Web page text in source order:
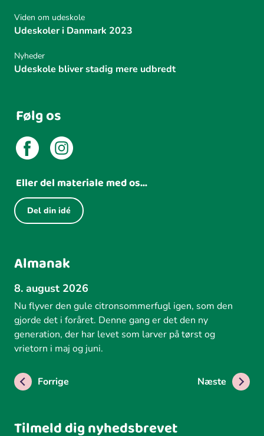
Viden om udeskole
Udeskoler i Danmark 2023
Nyheder
Udeskole bliver stadig mere udbredt
Følg os
Eller del materiale med os...
Del din idé
Almanak
8. august 2026
Nu flyver den gule citronsommerfugl igen, som den
gjorde det i foråret. Denne gang er det den ny
generation, der har levet som larver på tørst og
vrietorn i maj og juni.
Forrige Næste
Tilmeld dig nyhedsbrevet